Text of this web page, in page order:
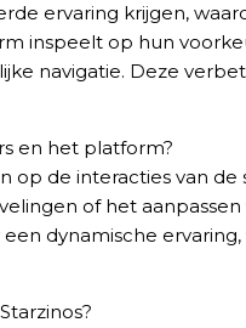
ervaring krijgen,
inspeelt op hun
navigatie. Deze
en het platform?
de interacties van
of het aanpassen
dynamische